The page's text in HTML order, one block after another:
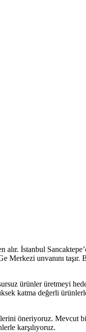
İstanbul
unvanını taşır.
ürünler üretmeyi
katma değerli
öneriyoruz. Mevcut
karşılıyoruz.